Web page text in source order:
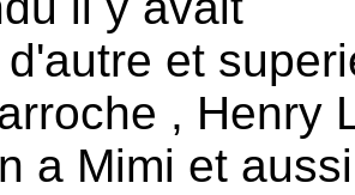
d'autre et
, Henry
a Mimi et